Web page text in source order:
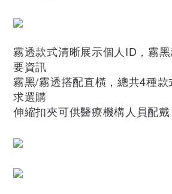
霧透款式清晰展示個人ID，霧
要資訊
霧黑/霧透搭配直橫，總共4種
求選購
伸縮扣夾可供醫療機構人員配戴